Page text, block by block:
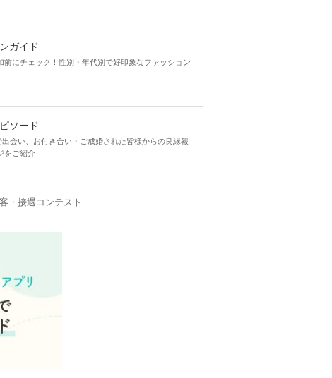
ガイド
前にチェック！性別・年代別で好印象なファッション
ソード
出会い、お付き合い・ご成婚された皆様からの良縁報
をご紹介
・接遇コンテスト